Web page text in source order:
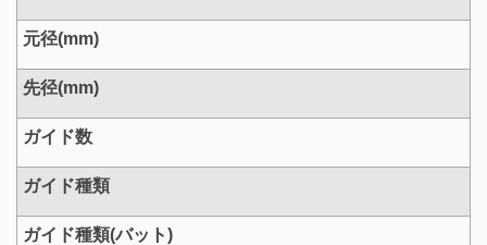
元径(mm)
先径(mm)
ガイド数
ガイド種類
ガイド種類(バット)